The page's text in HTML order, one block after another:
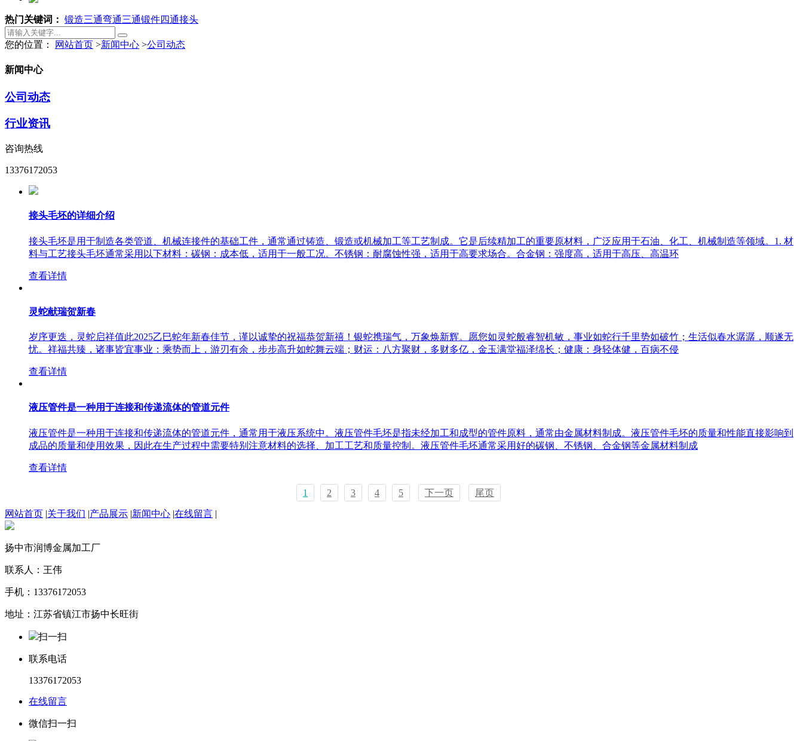
热门关键词： 锻造三通弯通三通锻件四通接头
您的位置： 网站首页 >新闻中心 >公司动态
新闻中心
公司动态
行业资讯
咨询热线
13376172053
接头毛坯的详细介绍
接头毛坯是用于制造各类管道、机械连接件的基础工件，通常通过铸造、锻造或机械加工等工艺制成。它是后续精加工的重要原材料，广泛应用于石油、化工、机械制造等领域。1. 材
料与工艺接头毛坯通常采用以下材料：碳钢：成本低，适用于一般工况。不锈钢：耐腐蚀性强，适用于高要求场合。合金钢：强度高，适用于高压、高温环
查看详情
灵蛇献瑞贺新春
岁序更迭，灵蛇启祥值此2025乙巳蛇年新春佳节，谨以诚挚的祝福恭贺新禧！银蛇携瑞气，万象焕新辉。愿您如灵蛇般睿智机敏，事业如蛇行千里势如破竹；生活似春水潺潺，顺遂无
忧。祥福共臻，诸事皆宜事业：乘势而上，游刃有余，步步高升如蛇舞云端；财运：八方聚财，多财多亿，金玉满堂福泽绵长；健康：身轻体健，百病不侵
查看详情
​液压管件是一种用于连接和传递流体的管道元件
液压管件是一种用于连接和传递流体的管道元件，通常用于液压系统中。液压管件毛坯是指未经加工和成型的管件原料，通常由金属材料制成。液压管件毛坯的质量和性能直接影响到
成品的质量和使用效果，因此在生产过程中需要特别注意材料的选择、加工工艺和质量控制。液压管件毛坯通常采用好的碳钢、不锈钢、合金钢等金属材料制成
查看详情
1 2 3 4 5 下一页 尾页
网站首页 |关于我们 |产品展示 |新闻中心 |在线留言 |
扬中市润博金属加工厂
联系人：王伟
手机：13376172053
地址：江苏省镇江市扬中长旺街
扫一扫
联系电话
13376172053
在线留言
微信扫一扫